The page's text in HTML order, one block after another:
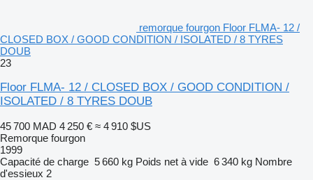
remorque fourgon Floor FLMA- 12 /
CLOSED BOX / GOOD CONDITION / ISOLATED / 8 TYRES
DOUB
23
Floor FLMA- 12 / CLOSED BOX / GOOD CONDITION /
ISOLATED / 8 TYRES DOUB
45 700 MAD 4 250 € ≈ 4 910 $US
Remorque fourgon
1999
Capacité de charge 5 660 kg Poids net à vide 6 340 kg Nombre
d'essieux 2